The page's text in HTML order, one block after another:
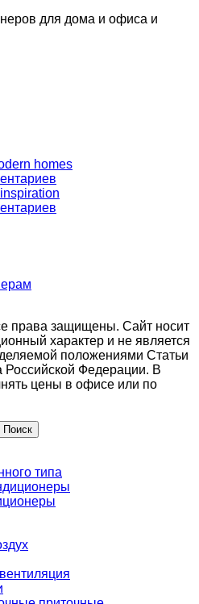
для дома и офиса и
homes
права защищены. Сайт носит
характер и не является
положениями Статьи
Российской Федерации. В
цены в офисе или по
Поиск
типа